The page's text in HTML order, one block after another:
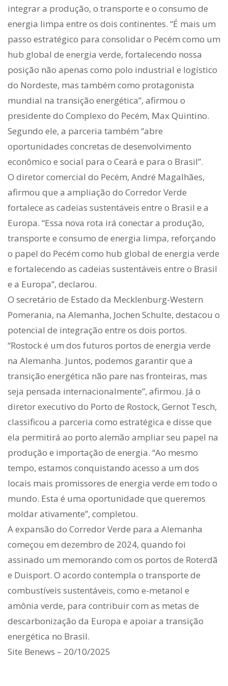
integrar a produção, o transporte e o consumo de
energia limpa entre os dois continentes. “É mais um
passo estratégico para consolidar o Pecém como um
hub global de energia verde, fortalecendo nossa
posição não apenas como polo industrial e logístico
do Nordeste, mas também como protagonista
mundial na transição energética”, afirmou o
presidente do Complexo do Pecém, Max Quintino.
Segundo ele, a parceria também “abre
oportunidades concretas de desenvolvimento
econômico e social para o Ceará e para o Brasil”.
O diretor comercial do Pecém, André Magalhães,
afirmou que a ampliação do Corredor Verde
fortalece as cadeias sustentáveis entre o Brasil e a
Europa. “Essa nova rota irá conectar a produção,
transporte e consumo de energia limpa, reforçando
o papel do Pecém como hub global de energia verde
e fortalecendo as cadeias sustentáveis entre o Brasil
e a Europa”, declarou.
O secretário de Estado da Mecklenburg-Western
Pomerania, na Alemanha, Jochen Schulte, destacou o
potencial de integração entre os dois portos.
“Rostock é um dos futuros portos de energia verde
na Alemanha. Juntos, podemos garantir que a
transição energética não pare nas fronteiras, mas
seja pensada internacionalmente”, afirmou. Já o
diretor executivo do Porto de Rostock, Gernot Tesch,
classificou a parceria como estratégica e disse que
ela permitirá ao porto alemão ampliar seu papel na
produção e importação de energia. “Ao mesmo
tempo, estamos conquistando acesso a um dos
locais mais promissores de energia verde em todo o
mundo. Esta é uma oportunidade que queremos
moldar ativamente”, completou.
A expansão do Corredor Verde para a Alemanha
começou em dezembro de 2024, quando foi
assinado um memorando com os portos de Roterdã
e Duisport. O acordo contempla o transporte de
combustíveis sustentáveis, como e-metanol e
amônia verde, para contribuir com as metas de
descarbonização da Europa e apoiar a transição
energética no Brasil.
Site Benews – 20/10/2025